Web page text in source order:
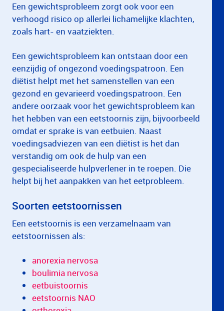
Een gewichtsprobleem zorgt ook voor een
verhoogd risico op allerlei lichamelijke klachten,
zoals hart- en vaatziekten.
Een gewichtsprobleem kan ontstaan door een
eenzijdig of ongezond voedingspatroon. Een
diëtist helpt met het samenstellen van een
gezond en gevarieerd voedingspatroon. Een
andere oorzaak voor het gewichtsprobleem kan
het hebben van een eetstoornis zijn, bijvoorbeeld
omdat er sprake is van eetbuien. Naast
voedingsadviezen van een diëtist is het dan
verstandig om ook de hulp van een
gespecialiseerde hulpverlener in te roepen. Die
helpt bij het aanpakken van het eetprobleem.
Soorten eetstoornissen
Een eetstoornis is een verzamelnaam van
eetstoornissen als:
anorexia nervosa
boulimia nervosa
eetbuistoornis
eetstoornis NAO